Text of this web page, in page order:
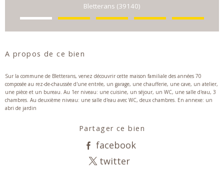
Bletterans (39140)
A propos de ce bien
Sur la commune de Bletterans, venez découvrir cette maison familiale des années 70
composée au rez-de-chaussée d'une entrée, un garage, une chaufferie, une cave, un atelier,
une pièce et un bureau. Au 1er niveau: une cuisine, un séjour, un WC, une salle d'eau, 3
chambres. Au deuxième niveau: une salle d'eau avec WC, deux chambres. En annexe: un
Partager ce bien
facebook
twitter